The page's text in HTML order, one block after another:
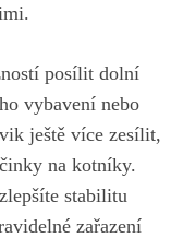
posílit dolní
‌vybavení nebo
ještě více zesílit,
na kotníky.
stabilitu
zařazení